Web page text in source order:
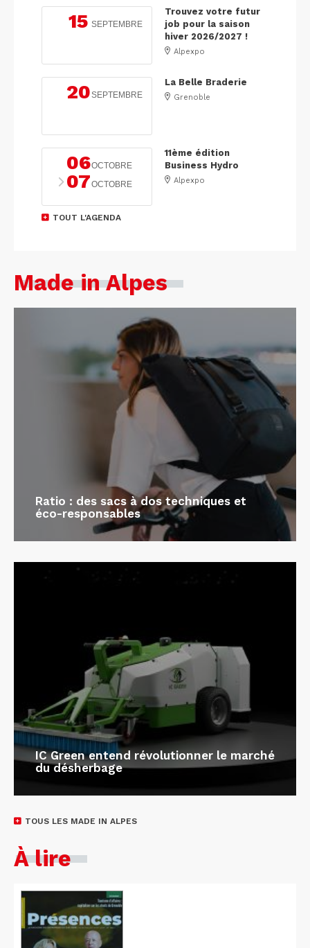
15 SEPTEMBRE
Trouvez votre futur
job pour la saison
hiver 2026/2027 !
Alpexpo
20SEPTEMBRE
La Belle Braderie
Grenoble
06OCTOBRE
07OCTOBRE
11ème édition
Business Hydro
Alpexpo
TOUT L'AGENDA
Made in Alpes
Ratio : des sacs à dos techniques et
éco-responsables
IC Green entend révolutionner le marché
du désherbage
TOUS LES MADE IN ALPES
À lire